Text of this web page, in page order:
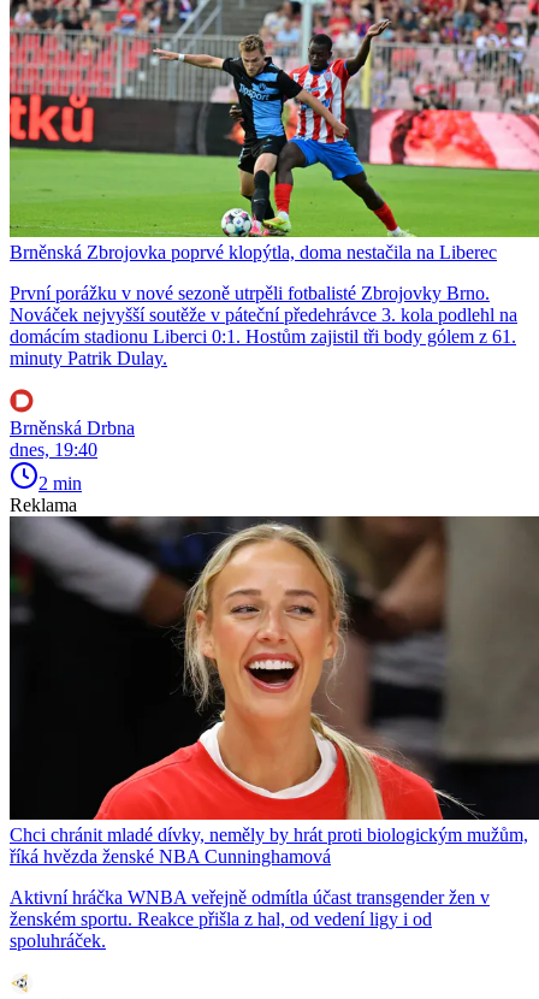
Brněnská Zbrojovka poprvé klopýtla, doma nestačila na Liberec
První porážku v nové sezoně utrpěli fotbalisté Zbrojovky Brno.
Nováček nejvyšší soutěže v páteční předehrávce 3. kola podlehl na
domácím stadionu Liberci 0:1. Hostům zajistil tři body gólem z 61.
minuty Patrik Dulay.
Brněnská Drbna
dnes, 19:40
2 min
Reklama
Chci chránit mladé dívky, neměly by hrát proti biologickým mužům,
říká hvězda ženské NBA Cunninghamová
Aktivní hráčka WNBA veřejně odmítla účast transgender žen v
ženském sportu. Reakce přišla z hal, od vedení ligy i od
spoluhráček.